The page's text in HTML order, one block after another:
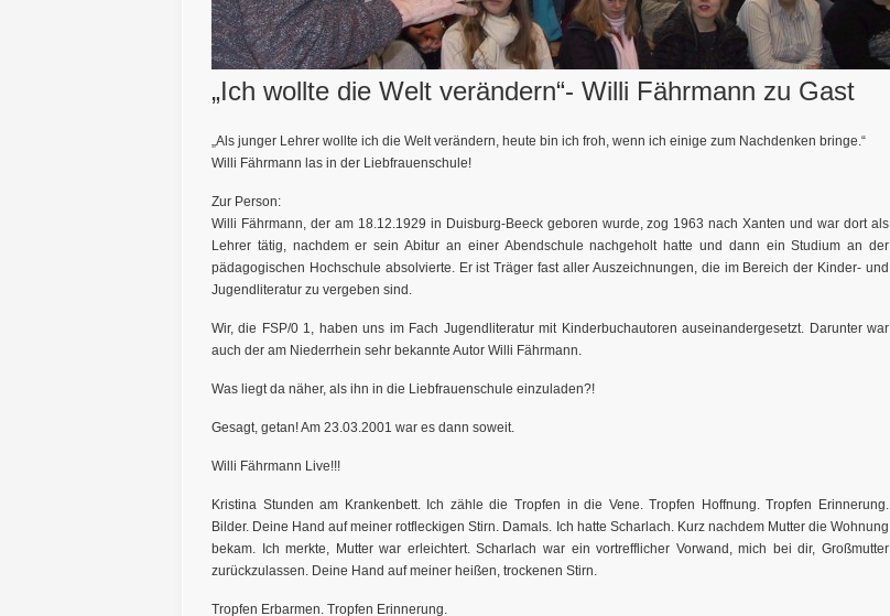
„Ich wollte die Welt verändern“- Willi Fährmann zu Gast
„Als junger Lehrer wollte ich die Welt verändern, heute bin ich froh, wenn ich einige zum Nachdenken bringe.“
Willi Fährmann las in der Liebfrauenschule!
Zur Person:
Willi Fährmann, der am 18.12.1929 in Duisburg-Beeck geboren wurde, zog 1963 nach Xanten und war dort als
Lehrer tätig, nachdem er sein Abitur an einer Abendschule nachgeholt hatte und dann ein Studium an der
pädagogischen Hochschule absolvierte. Er ist Träger fast aller Auszeichnungen, die im Bereich der Kinder- und
Jugendliteratur zu vergeben sind.
Wir, die FSP/0 1, haben uns im Fach Jugendliteratur mit Kinderbuchautoren auseinandergesetzt. Darunter war
auch der am Niederrhein sehr bekannte Autor Willi Fährmann.
Was liegt da näher, als ihn in die Liebfrauenschule einzuladen?!
Gesagt, getan! Am 23.03.2001 war es dann soweit.
Willi Fährmann Live!!!
Kristina Stunden am Krankenbett. Ich zähle die Tropfen in die Vene. Tropfen Hoffnung. Tropfen Erinnerung.
Bilder. Deine Hand auf meiner rotfleckigen Stirn. Damals. Ich hatte Scharlach. Kurz nachdem Mutter die Wohnung
bekam. Ich merkte, Mutter war erleichtert. Scharlach war ein vortrefflicher Vorwand, mich bei dir, Großmutter
zurückzulassen. Deine Hand auf meiner heißen, trockenen Stirn.
Tropfen Erbarmen. Tropfen Erinnerung.